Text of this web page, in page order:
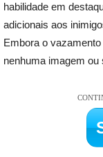
habilidade em
adicionais aos
Embora o
nenhuma imagem